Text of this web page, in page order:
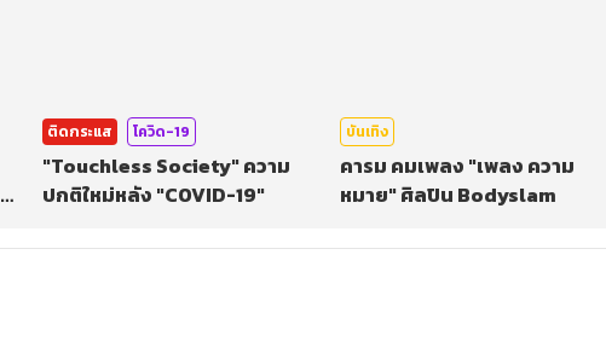
ติดกระแส โควิด-19
"Touchless Society" ความ
ปกติใหม่หลัง "COVID-19"
บันเทิง
คารม คมเพลง "เพลง ความ
หมาย" ศิลปิน Bodyslam